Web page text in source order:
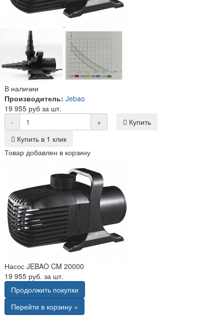
В наличии
Производитель: Jebao
19 955 руб за шт.
-
+
Купить
Купить в 1 клик
Товар добавлен в корзину
Насос JEBAO CM 20000
19 955 руб. за шт.
Продолжить покупки
Перейти в корзину »